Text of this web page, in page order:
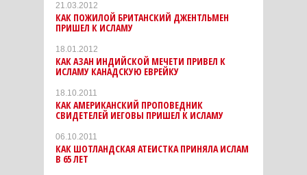
21.03.2012
КАК ПОЖИЛОЙ БРИТАНСКИЙ ДЖЕНТЛЬМЕН
ПРИШЕЛ К ИСЛАМУ
18.01.2012
КАК АЗАН ИНДИЙСКОЙ МЕЧЕТИ ПРИВЕЛ К
ИСЛАМУ КАНАДСКУЮ ЕВРЕЙКУ
18.10.2011
КАК АМЕРИКАНСКИЙ ПРОПОВЕДНИК
СВИДЕТЕЛЕЙ ИЕГОВЫ ПРИШЕЛ К ИСЛАМУ
06.10.2011
КАК ШОТЛАНДСКАЯ АТЕИСТКА ПРИНЯЛА ИСЛАМ
В 65 ЛЕТ